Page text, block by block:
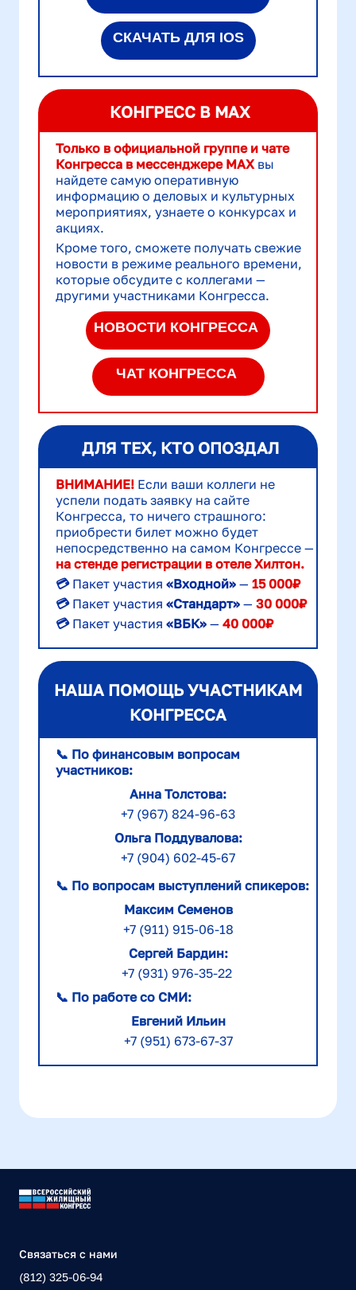
СКАЧАТЬ ДЛЯ IOS
КОНГРЕСС В МАХ
Только в официальной группе и чате
Конгресса в мессенджере МАХ вы
найдете самую оперативную
информацию о деловых и культурных
мероприятиях, узнаете о конкуpcах и
aкциях.
Кроме того, сможете получать свежие
новости в режиме реального времени,
которые обсудите с коллегами —
другими участниками Конгресса.
НОВОСТИ КОНГРЕССА
ЧАТ КОНГРЕССА
ДЛЯ ТЕХ, КТО ОПОЗДАЛ
ВНИМАНИЕ! Если ваши коллеги не
успели подать заявку на сайте
Конгресса, то ничего страшного:
приобрести билет можно будет
непосредственно на самом Конгрессе —
на стенде регистрации в отеле Хилтон.
💳 Пакет участия «Входной» — 15 000₽
💳 Пакет участия «Стандарт» — 30 000₽
💳 Пакет участия «ВБК» — 40 000₽
НАША ПОМОЩЬ УЧАСТНИКАМ
КОНГРЕССА
📞 По финансовым вопросам
участников:
Анна Толстова:
+7 (967) 824-96-63
Ольга Поддувалова:
+7 (904) 602-45-67
📞 По вопросам выступлений спикеров:
Максим Семенов
+7 (911) 915-06-18
Сергей Бардин:
+7 (931) 976-35-22
📞 По работе со СМИ:
Евгений Ильин
+7 (951) 673-67-37
Связаться с нами
(812) 325-06-94